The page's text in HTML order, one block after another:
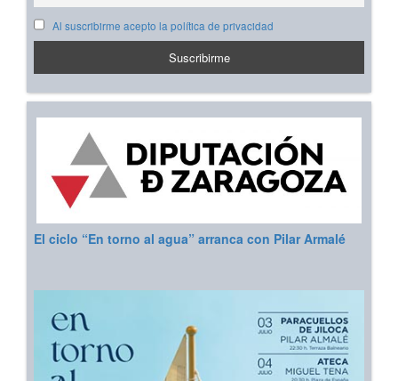
Al suscribirme acepto la política de privacidad
El ciclo “En torno al agua” arranca con Pilar Armalé